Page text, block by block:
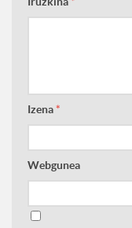
Izena*
Webgunea